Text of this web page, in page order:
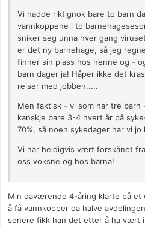
Vi hadde riktignok bare to barn
vannkoppene i to
sniker seg unna hver gang
er det ny barnehage, så jeg
finner sin plass hos henne og -
barn dager ja! Håper ikke det
reiser med jobben.....
Men faktisk - vi som har tre barn
kanskje bare 3-4 hvert år på
70%, så noen sykedager har vi
Vi har heldigvis vært forskånet
oss voksne og hos barna!
Min daværende 4-åring klarte på et
å få vannkopper da halve
senere fikk han det etter å ha vært